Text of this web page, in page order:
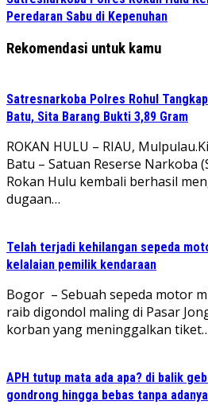
Peredaran Sabu di Kepenuhan
Rekomendasi untuk kamu
Satresnarkoba Polres Rohul
Batu, Sita Barang Bukti 3,89 Gram
ROKAN HULU – RIAU,
Batu – Satuan Reserse Narkoba
Rokan Hulu kembali berhasil
dugaan…
Telah terjadi kehilangan sepeda
kelalaian pemilik kendaraan
Bogor – Sebuah sepeda motor
raib digondol maling di Pasar
korban yang meninggalkan
APH tutup mata ada apa? di balik
gondrong hingga bebas tanpa